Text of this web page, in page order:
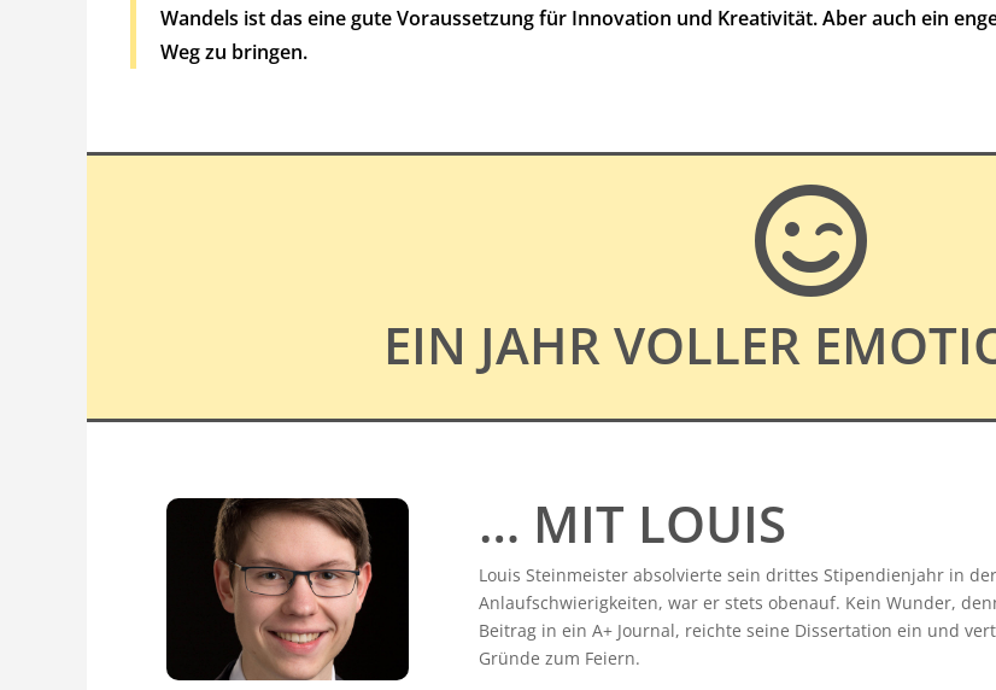
Wandels ist das eine gute Voraussetzung für Innovation und Kreativität. Aber auch ein
Weg zu bringen.

EIN JAHR VOLLER
… MIT LOUIS
Louis Steinmeister absolvierte sein drittes Stipendienjahr in
Anlaufschwierigkeiten, war er stets obenauf. Kein Wunder,
Beitrag in ein A+ Journal, reichte seine Dissertation ein und
Gründe zum Feiern.